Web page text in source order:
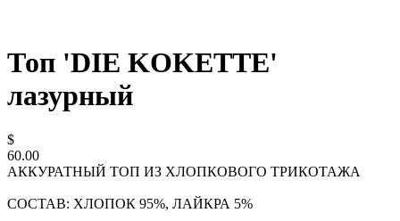
Топ 'DIE KOKETTE'
лазурный
$
60.00
АККУРАТНЫЙ ТОП ИЗ ХЛОПКОВОГО ТРИКОТАЖА
СОСТАВ: ХЛОПОК 95%, ЛАЙКРА 5%